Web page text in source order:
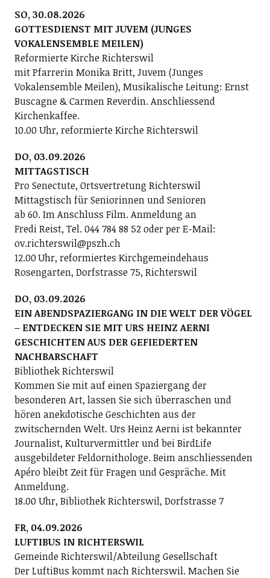
SO, 30.08.2026
GOTTESDIENST MIT JUVEM (JUNGES
VOKALENSEMBLE MEILEN)
Reformierte Kirche Richterswil
mit Pfarrerin Monika Britt, Juvem (Junges
Vokalensemble Meilen), Musikalische Leitung: Ernst
Buscagne & Carmen Reverdin. Anschliessend
Kirchenkaffee.
10.00 Uhr, reformierte Kirche Richterswil
DO, 03.09.2026
MITTAGSTISCH
Pro Senectute, Ortsvertretung Richterswil
Mittagstisch für Seniorinnen und Senioren
ab 60. Im Anschluss Film. Anmeldung an
Fredi Reist, Tel. 044 784 88 52 oder per E-Mail:
ov.richterswil@pszh.ch
12.00 Uhr, reformiertes Kirchgemeindehaus
Rosengarten, Dorfstrasse 75, Richterswil
DO, 03.09.2026
EIN ABENDSPAZIERGANG IN DIE WELT DER VÖGEL
– ENTDECKEN SIE MIT URS HEINZ AERNI
GESCHICHTEN AUS DER GEFIEDERTEN
NACHBARSCHAFT
Bibliothek Richterswil
Kommen Sie mit auf einen Spaziergang der
besonderen Art, lassen Sie sich überraschen und
hören anekdotische Geschichten aus der
zwitschernden Welt. Urs Heinz Aerni ist bekannter
Journalist, Kulturvermittler und bei BirdLife
ausgebildeter Feldornithologe. Beim anschliessenden
Apéro bleibt Zeit für Fragen und Gespräche. Mit
Anmeldung.
18.00 Uhr, Bibliothek Richterswil, Dorfstrasse 7
FR, 04.09.2026
LUFTIBUS IN RICHTERSWIL
Gemeinde Richterswil/Abteilung Gesellschaft
Der LuftiBus kommt nach Richterswil. Machen Sie